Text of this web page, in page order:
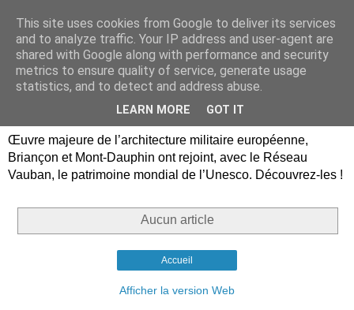
Briançon, Mont-Dauphin,
Vauban Unesco Hautes-
Œuvre majeure de l’architecture militaire européenne,
Briançon et Mont-Dauphin ont rejoint, avec le Réseau
Vauban, le patrimoine mondial de l’Unesco. Découvrez-les !
Aucun article
Accueil
Afficher la version Web
This site uses cookies from Google to deliver its services
and to analyze traffic. Your IP address and user-agent are
shared with Google along with performance and security
metrics to ensure quality of service, generate usage
statistics, and to detect and address abuse.
LEARN MORE GOT IT